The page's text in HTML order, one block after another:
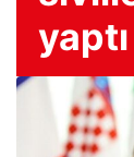
yaptı